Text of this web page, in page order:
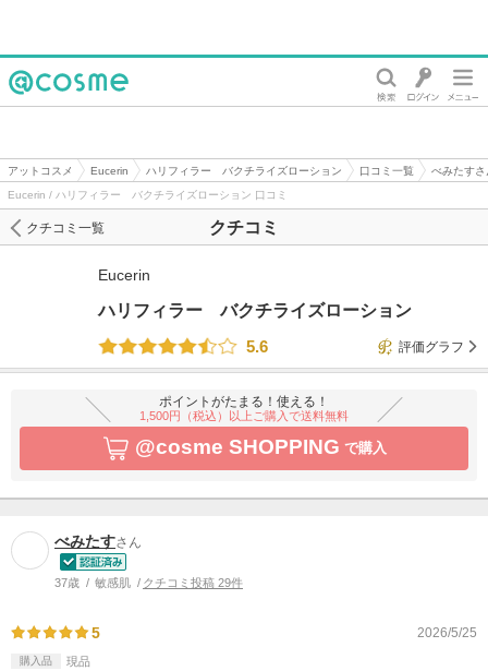
アットコスメ Eucerin ハリフィラー バクチライズローション 口コミ一覧
べみたす
Eucerin / ハリフィラー バクチライズローション 口コミ
クチコミ
クチコミ一覧
Eucerin
ハリフィラー バクチライズローション
5.6
評価グラフ
ポイントがたまる！使える！
1,500円（税込）以上ご購入で送料無料
@cosme SHOPPING で購入
べみたすさん
37歳 敏感肌 クチコミ投稿 29件
5 2026/5/25
購入品 現品